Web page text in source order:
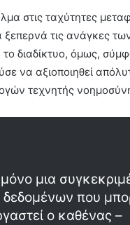
στις ταχύτητες
ξεπερνά τις ανάγκες
το διαδίκτυο, όμως,
να αξιοποιηθεί
τεχνητής
μια
που
ο καθένας –